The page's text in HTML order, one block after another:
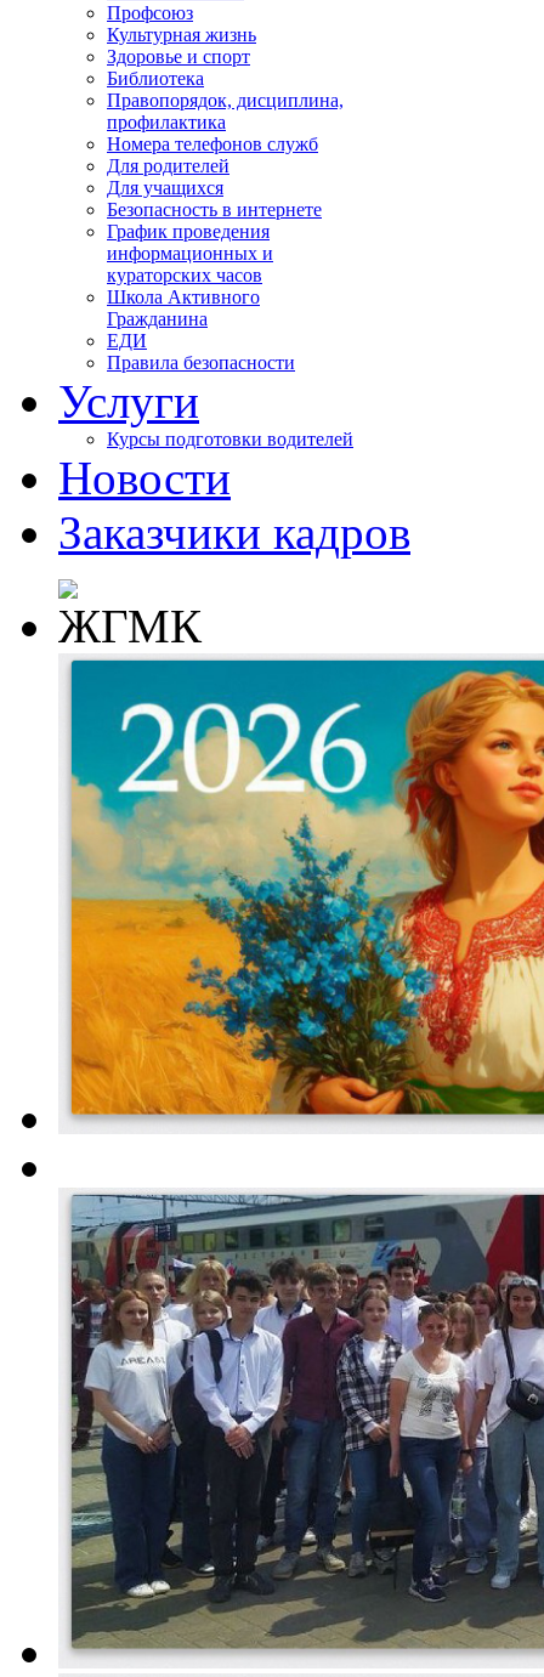
Профсоюз
Культурная жизнь
Здоровье и спорт
Библиотека
Правопорядок, дисциплина,
профилактика
Номера телефонов служб
Для родителей
Для учащихся
Безопасность в интернете
График проведения
информационных и
кураторских часов
Школа Активного
Гражданина
ЕДИ
Правила безопасности
Услуги
Курсы подготовки водителей
Новости
Заказчики кадров